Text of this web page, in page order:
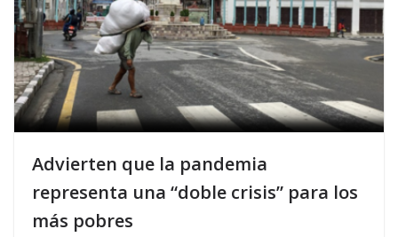
Advierten que la pandemia
representa una “doble crisis” para los
más pobres